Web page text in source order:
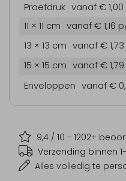
9,4 / 10 - 1202+
Verzending binnen
Alles volledig te
Proefdruk vanaf € 1,00
11 × 11 cm vanaf € 1,16
13 × 13 cm vanaf € 1,73
15 × 15 cm vanaf € 1,79
Enveloppen vanaf €